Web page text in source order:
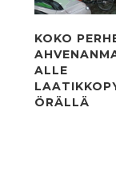
KOKO
ALLE
ÖRÄLLÄ